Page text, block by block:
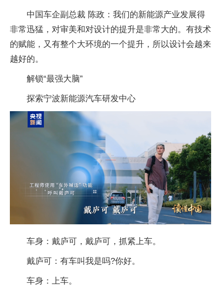
中国车企副总裁 陈政：我们的新能源产业发展得
非常迅猛，对审美和对设计的提升是非常大的。有技术
的赋能，又有整个大环境的一个提升，所以设计会越来
越好的。
解锁“最强大脑”
探索宁波新能源汽车研发中心
车身：戴庐可，戴庐可，抓紧上车。
戴庐可：有车叫我是吗?你好。
车身：上车。